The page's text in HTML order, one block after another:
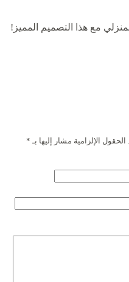
مع هذا التصميم المميز!
الحقول الإلزامية مشار إليها بـ *